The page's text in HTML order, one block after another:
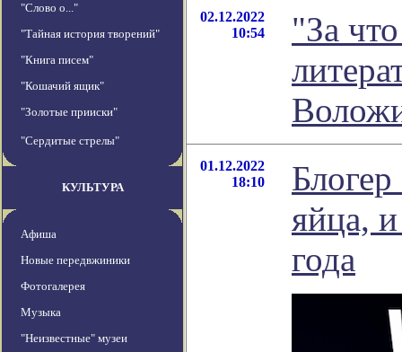
"Слово о..."
"Тайная история творений"
"Книга писем"
"Кошачий ящик"
"Золотые прииски"
"Сердитые стрелы"
КУЛЬТУРА
Афиша
Новые передвжиники
Фотогалерея
Музыка
"Неизвестные" музеи
02.12.2022
10:54
"За
01.12.2022
18:10
яйца,
года